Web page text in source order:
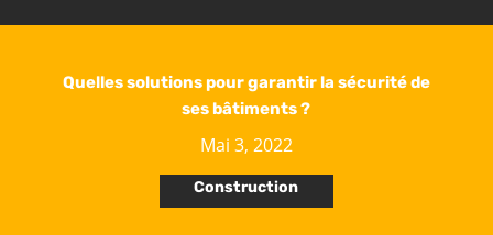
Quelles solutions pour garantir la sécurité de
ses bâtiments ?
Mai 3, 2022
Construction